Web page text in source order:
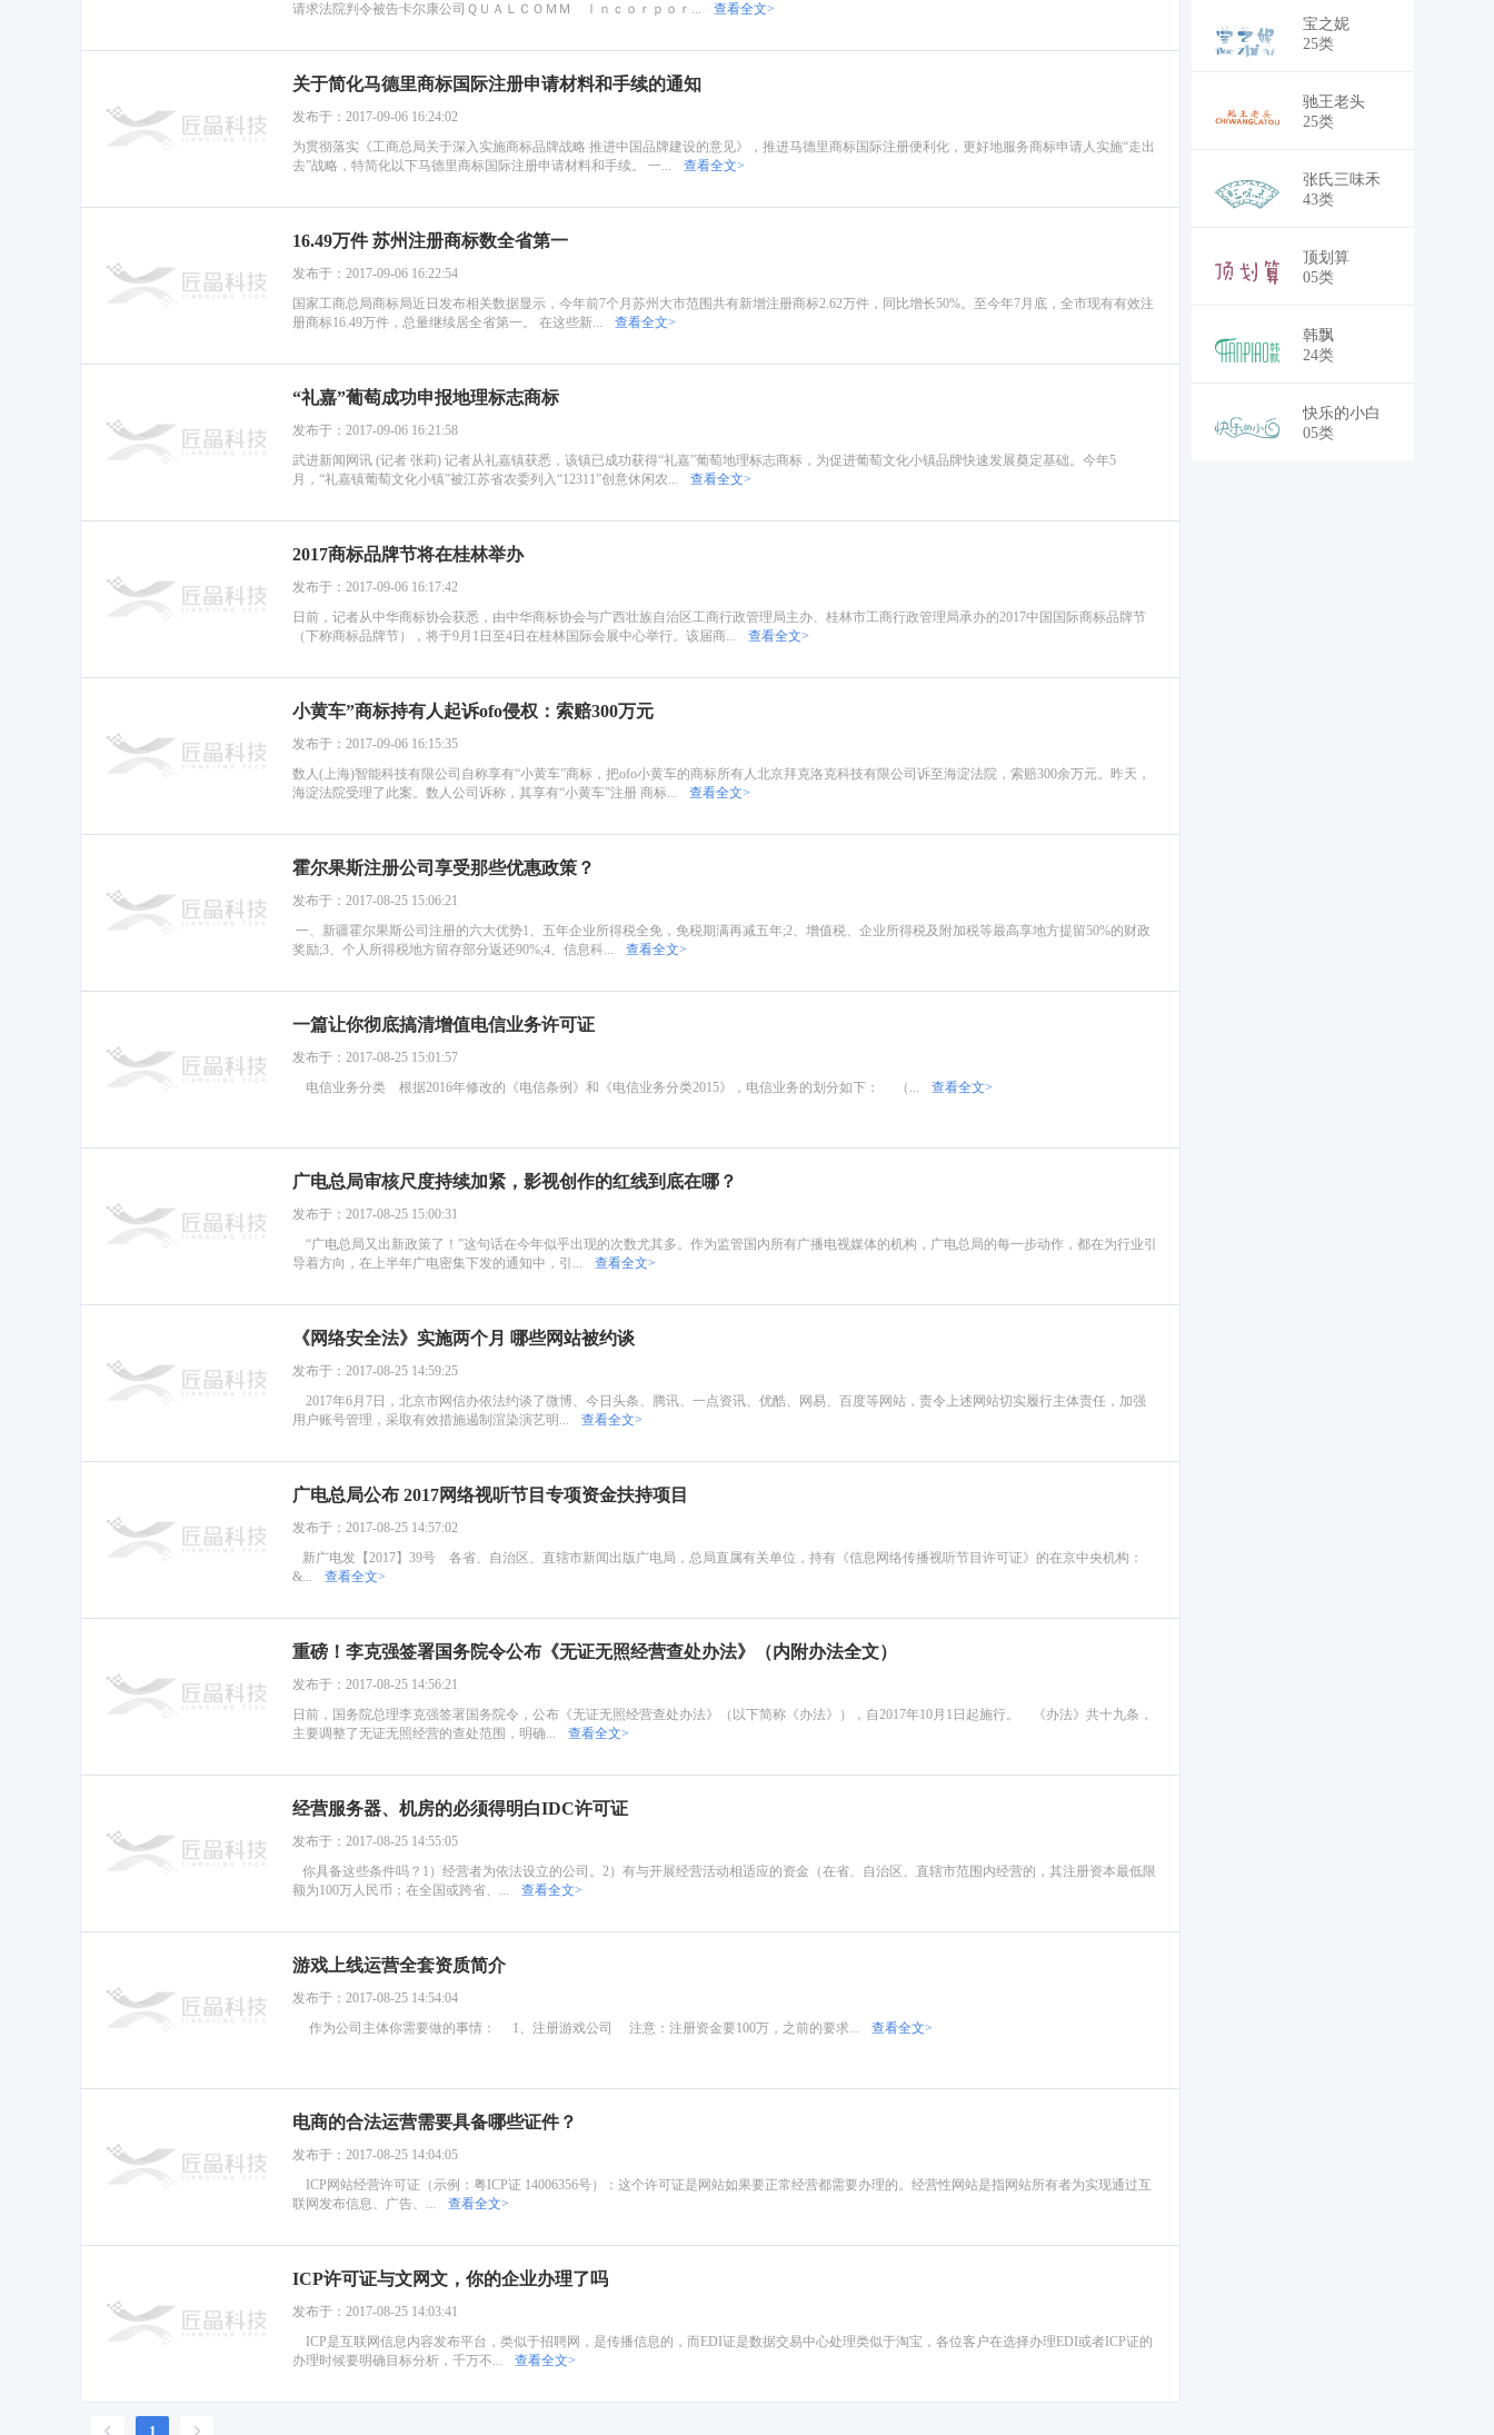
请求法院判令被告卡尔康公司ＱＵＡＬＣＯＭＭ Ｉｎｃｏｒｐｏｒ...
查看全文>
关于简化马德里商标国际注册申请材料和手续的通知
发布于：2017-09-06 16:24:02
为贯彻落实《工商总局关于深入实施商标品牌战略 推进中国品牌建设的意见》，推进马德里商标国际注册便利化，更好地服务商标申请人实施“走出
去”战略，特简化以下马德里商标国际注册申请材料和手续。 一...
查看全文>
16.49万件 苏州注册商标数全省第一
发布于：2017-09-06 16:22:54
国家工商总局商标局近日发布相关数据显示，今年前7个月苏州大市范围共有新增注册商标2.62万件，同比增长50%。至今年7月底，全市现有有效注
册商标16.49万件，总量继续居全省第一。 在这些新...
查看全文>
“礼嘉”葡萄成功申报地理标志商标
发布于：2017-09-06 16:21:58
武进新闻网讯 (记者 张莉) 记者从礼嘉镇获悉，该镇已成功获得“礼嘉”葡萄地理标志商标，为促进葡萄文化小镇品牌快速发展奠定基础。今年5
月，“礼嘉镇葡萄文化小镇”被江苏省农委列入“12311”创意休闲农...
查看全文>
2017商标品牌节将在桂林举办
发布于：2017-09-06 16:17:42
日前，记者从中华商标协会获悉，由中华商标协会与广西壮族自治区工商行政管理局主办、桂林市工商行政管理局承办的2017中国国际商标品牌节
（下称商标品牌节），将于9月1日至4日在桂林国际会展中心举行。该届商...
查看全文>
小黄车”商标持有人起诉ofo侵权：索赔300万元
发布于：2017-09-06 16:15:35
数人(上海)智能科技有限公司自称享有“小黄车”商标，把ofo小黄车的商标所有人北京拜克洛克科技有限公司诉至海淀法院，索赔300余万元。昨天，
海淀法院受理了此案。数人公司诉称，其享有“小黄车”注册 商标...
查看全文>
霍尔果斯注册公司享受那些优惠政策？
发布于：2017-08-25 15:06:21
一、新疆霍尔果斯公司注册的六大优势1、五年企业所得税全免，免税期满再减五年;2、增值税、企业所得税及附加税等最高享地方提留50%的财政
奖励;3、个人所得税地方留存部分返还90%;4、信息科...
查看全文>
一篇让你彻底搞清增值电信业务许可证
发布于：2017-08-25 15:01:57
电信业务分类 根据2016年修改的《电信条例》和《电信业务分类2015》，电信业务的划分如下： （...
查看全文>
广电总局审核尺度持续加紧，影视创作的红线到底在哪？
发布于：2017-08-25 15:00:31
“广电总局又出新政策了！”这句话在今年似乎出现的次数尤其多。作为监管国内所有广播电视媒体的机构，广电总局的每一步动作，都在为行业引
导着方向，在上半年广电密集下发的通知中，引...
查看全文>
《网络安全法》实施两个月 哪些网站被约谈
发布于：2017-08-25 14:59:25
2017年6月7日，北京市网信办依法约谈了微博、今日头条、腾讯、一点资讯、优酷、网易、百度等网站，责令上述网站切实履行主体责任，加强
用户账号管理，采取有效措施遏制渲染演艺明...
查看全文>
广电总局公布 2017网络视听节目专项资金扶持项目
发布于：2017-08-25 14:57:02
新广电发【2017】39号 各省、自治区、直辖市新闻出版广电局，总局直属有关单位，持有《信息网络传播视听节目许可证》的在京中央机构：
&...
查看全文>
重磅！李克强签署国务院令公布《无证无照经营查处办法》（内附办法全文）
发布于：2017-08-25 14:56:21
日前，国务院总理李克强签署国务院令，公布《无证无照经营查处办法》（以下简称《办法》），自2017年10月1日起施行。 《办法》共十九条，
主要调整了无证无照经营的查处范围，明确...
查看全文>
经营服务器、机房的必须得明白IDC许可证
发布于：2017-08-25 14:55:05
你具备这些条件吗？1）经营者为依法设立的公司。2）有与开展经营活动相适应的资金（在省、自治区、直辖市范围内经营的，其注册资本最低限
额为100万人民币；在全国或跨省、...
查看全文>
游戏上线运营全套资质简介
发布于：2017-08-25 14:54:04
作为公司主体你需要做的事情： 1、注册游戏公司 注意：注册资金要100万，之前的要求...
查看全文>
电商的合法运营需要具备哪些证件？
发布于：2017-08-25 14:04:05
ICP网站经营许可证（示例：粤ICP证 14006356号）：这个许可证是网站如果要正常经营都需要办理的。经营性网站是指网站所有者为实现通过互
联网发布信息、广告、...
查看全文>
ICP许可证与文网文，你的企业办理了吗
发布于：2017-08-25 14:03:41
ICP是互联网信息内容发布平台，类似于招聘网，是传‌‌播信息的，而EDI证是数据交易中心处理类似于淘宝，各位客户在选择办理EDI或者ICP证的
办理时候要明确目标分析，千万不...
查看全文>
1
宝之妮
25类
￥25,500
驰王老头
25类
￥25,500
张氏三味禾
43类
￥41,250
顶划算
05类
￥41,250
韩飘
24类
￥38,250
快乐的小白
05类
￥41,250